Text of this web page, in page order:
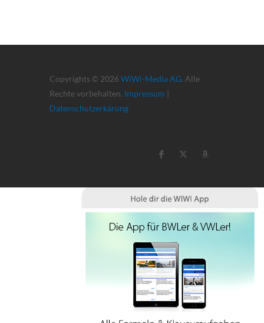
Copyrights © 2026 WiWi-Media AG. Alle
Rechte vorbehalten. Impressum |
Datenschutzerkärung